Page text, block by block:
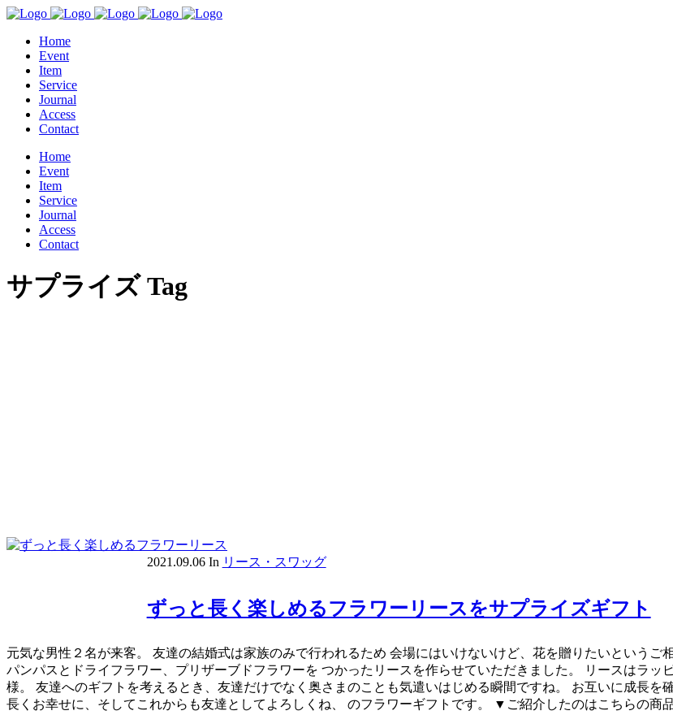
Home
Event
Item
Service
Journal
Access
Contact
Home
Event
Item
Service
Journal
Access
Contact
サプライズ Tag
2021.09.06 In リース・スワッグ
ずっと長く楽しめるフラワーリースをサプライズギフト
元気な男性２名が来客。 友達の結婚式は家族のみで行われるため 会場にはいけないけど、花を贈りたいというご
パンパスとドライフラワー、プリザーブドフラワーを つかったリースを作らせていただきました。 リースはラ
様。 友達へのギフトを考えるとき、友達だけでなく奥さまのことも気遣いはじめる瞬間ですね。 お互いに成長
長くお幸せに、そしてこれからも友達としてよろしくね、 のフラワーギフトです。 ▼ご紹介したのはこちらの商